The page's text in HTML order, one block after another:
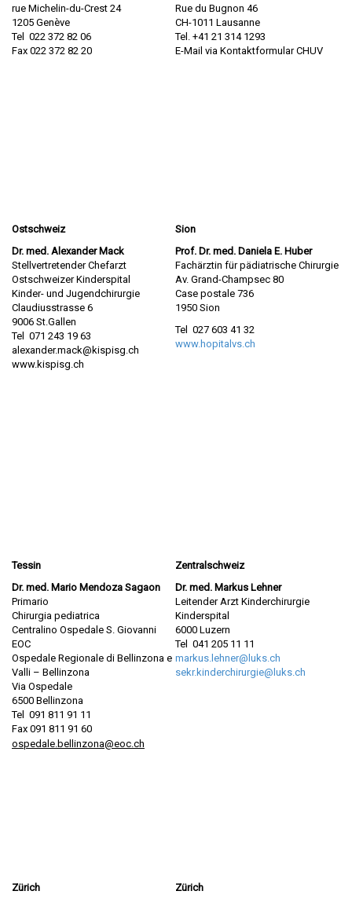
rue Michelin-du-Crest 24
1205 Genève
Tel 022 372 82 06
Fax 022 372 82 20
Rue du Bugnon 46
CH-1011 Lausanne
Tel. +41 21 314 1293
E-Mail via Kontaktformular CHUV
Ostschweiz
Dr. med. Alexander Mack
Stellvertretender Chefarzt
Ostschweizer Kinderspital
Kinder- und Jugendchirurgie
Claudiusstrasse 6
9006 St.Gallen
Tel 071 243 19 63
alexander.mack@kispisg.ch
www.kispisg.ch
Sion
Prof. Dr. med. Daniela E. Huber
Fachärztin für pädiatrische Chirurgie
Av. Grand-Champsec 80
Case postale 736
1950 Sion
Tel 027 603 41 32
www.hopitalvs.ch
Tessin
Dr. med. Mario Mendoza Sagaon
Primario
Chirurgia pediatrica
Centralino Ospedale S. Giovanni
EOC
Ospedale Regionale di Bellinzona e
Valli – Bellinzona
Via Ospedale
6500 Bellinzona
Tel 091 811 91 11
Fax 091 811 91 60
ospedale.bellinzona@eoc.ch
Zentralschweiz
Dr. med. Markus Lehner
Leitender Arzt Kinderchirurgie
Kinderspital
6000 Luzern
Tel 041 205 11 11
markus.lehner@luks.ch
sekr.kinderchirurgie@luks.ch
Zürich
Zürich